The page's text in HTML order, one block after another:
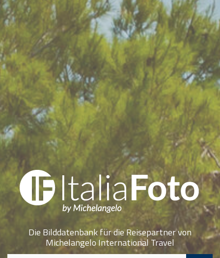
Die Bilddatenbank für die Reisepartner von
Michelangelo International Travel